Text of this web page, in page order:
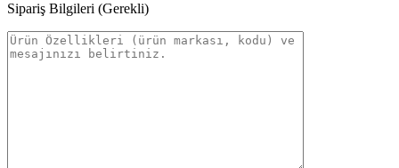
Sipariş Bilgileri (Gerekli)